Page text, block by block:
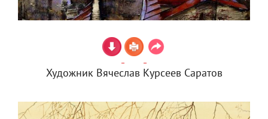
Художник Вячеслав Курсеев Саратов